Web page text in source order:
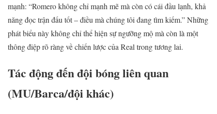
mạnh: “Romero không chỉ mạnh mẽ mà còn có cái đầu lạnh, khả
năng đọc trận đấu tốt – điều mà chúng tôi đang tìm kiếm.” Những
phát biểu này không chỉ thể hiện sự ngưỡng mộ mà còn là một
thông điệp rõ ràng về chiến lược của Real trong tương lai.
Tác động đến đội bóng liên quan
(MU/Barca/đội khác)